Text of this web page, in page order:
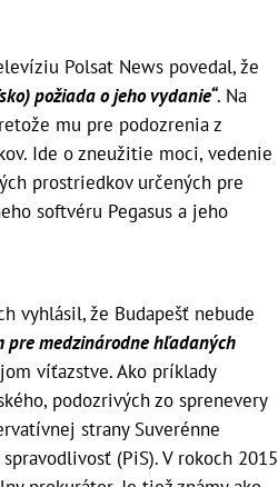
Polsat News povedal, že
požiada o jeho vydanie“. Na
mu pre podozrenia z
Ide o zneužitie moci, vedenie
prostriedkov určených pre
softvéru Pegasus a jeho
vyhlásil, že Budapešť nebude
pre medzinárodne hľadaných
víťazstve. Ako príklady
podozrivých zo sprenevery
strany Suverénne
(PiS). V rokoch 2015